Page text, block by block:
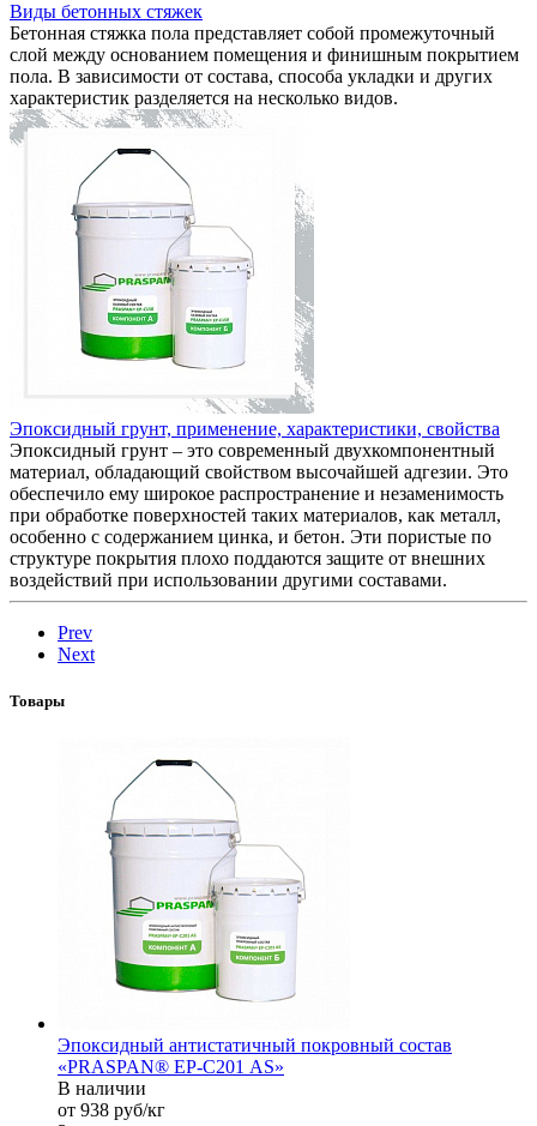
Виды бетонных стяжек
Бетонная стяжка пола представляет собой промежуточный
слой между основанием помещения и финишным покрытием
пола. В зависимости от состава, способа укладки и других
характеристик разделяется на несколько видов.
Эпоксидный грунт, применение, характеристики, свойства
Эпоксидный грунт – это современный двухкомпонентный
материал, обладающий свойством высочайшей адгезии. Это
обеспечило ему широкое распространение и незаменимость
при обработке поверхностей таких материалов, как металл,
особенно с содержанием цинка, и бетон. Эти пористые по
структуре покрытия плохо поддаются защите от внешних
воздействий при использовании другими составами.
Prev
Next
Товары
Эпоксидный антистатичный покровный состав
«PRASPAN® EP-С201 AS»
В наличии
от 938 руб/кг